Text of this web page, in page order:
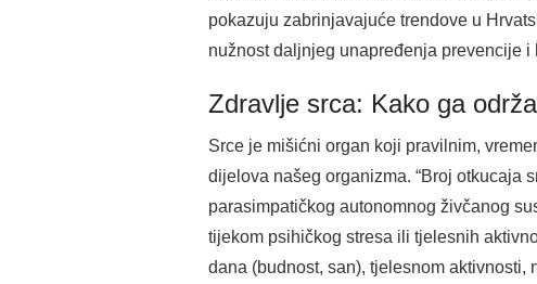
pokazuju zabrinjavajuće trendove u
nužnost daljnjeg unapređenja prevencije
Zdravlje srca: Kako ga
Srce je mišićni organ koji pravilnim,
dijelova našeg organizma. “Broj otkucaja
parasimpatičkog autonomnog živčanog
tijekom psihičkog stresa ili tjelesnih
dana (budnost, san), tjelesnom